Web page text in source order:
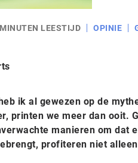
LEESTIJD OPINIE
ik al gewezen op de
printen we meer dan ooit.
manieren om dat
profiteren niet